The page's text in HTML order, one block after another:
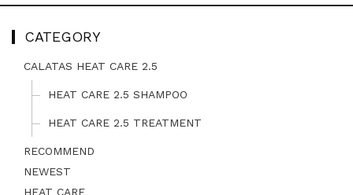
ゴールデンウィーク期間中の商品発送とカス...
CATEGORY
CALATAS HEAT CARE 2.5
HEAT CARE 2.5 SHAMPOO
HEAT CARE 2.5 TREATMENT
RECOMMEND
NEWEST
HEAT CARE